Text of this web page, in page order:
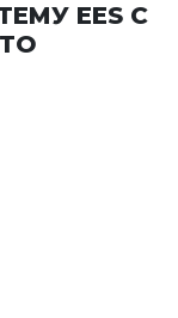
EES С